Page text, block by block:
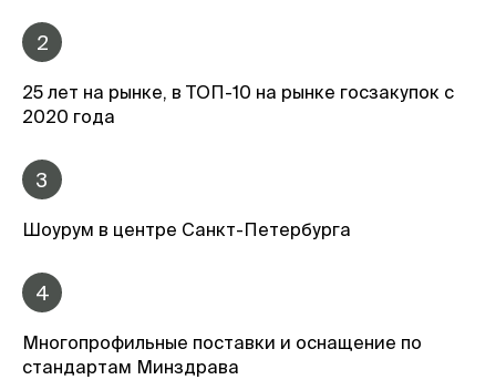
2
25 лет на рынке, в ТОП-10 на рынке госзакупок с
2020 года
3
Шоурум в центре Санкт-Петербурга
4
Многопрофильные поставки и оснащение по
стандартам Минздрава